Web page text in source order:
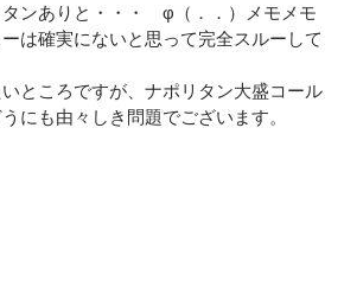
タンありと・・・ φ（．．）メモメモ
は確実にないと思って完全スルーして
ところですが、ナポリタン大盛コール
にも由々しき問題でございます。